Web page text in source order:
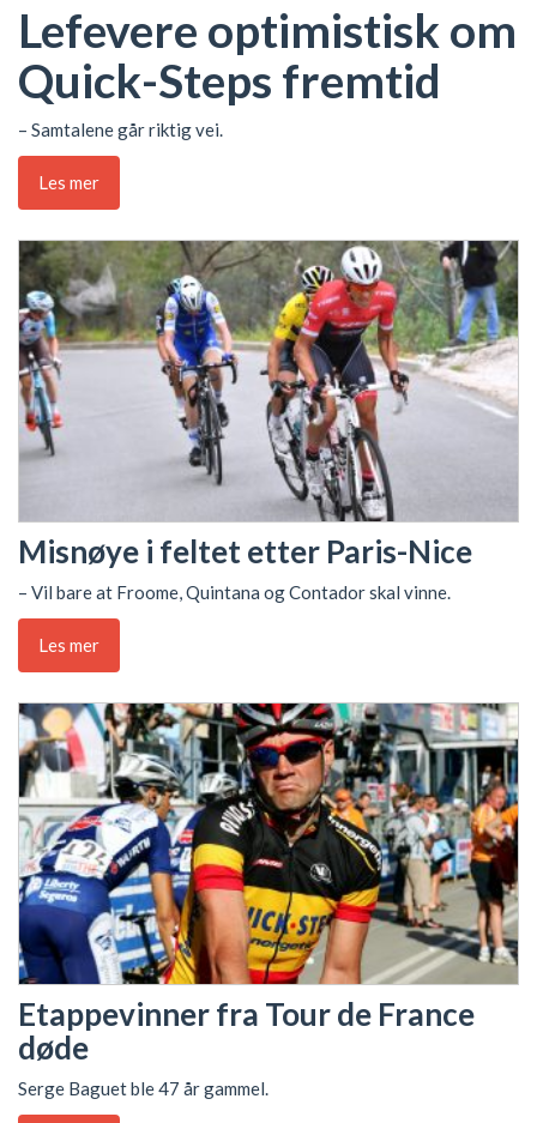
Lefevere optimistisk om
Quick-Steps fremtid
– Samtalene går riktig vei.
Les mer
Misnøye i feltet etter Paris-Nice
– Vil bare at Froome, Quintana og Contador skal vinne.
Les mer
Etappevinner fra Tour de France
døde
Serge Baguet ble 47 år gammel.